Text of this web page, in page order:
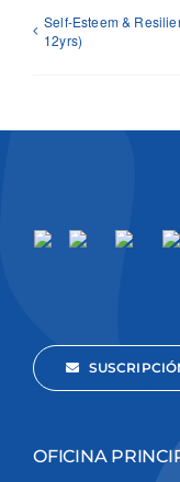
Self-Esteem &
12yrs)
OFICINA